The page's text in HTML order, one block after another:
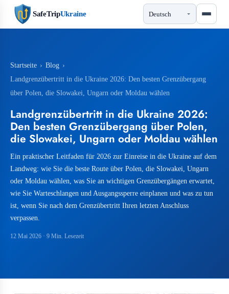
SafeTripUkraine
Startseite › Blog ›
Landgrenzübertritt in die Ukraine 2026: Den besten Grenzübergang
über Polen, die Slowakei, Ungarn oder Moldau wählen
Landgrenzübertritt in die Ukraine 2026:
Den besten Grenzübergang über Polen,
die Slowakei, Ungarn oder Moldau wählen
Ein praktischer Leitfaden für 2026 zur Einreise in die Ukraine auf dem
Landweg: wie Sie die beste Route über Polen, die Slowakei, Ungarn
oder Moldau wählen, was Sie an wichtigen Grenzübergängen erwartet,
wie Sie Warteschlangen und Ausgangssperre einplanen und was zu tun
ist, wenn Sie nach dem Grenzübertritt Ihren letzten Anschluss
verpassen.
12 Mai 2026 · 9 Min. Lesezeit